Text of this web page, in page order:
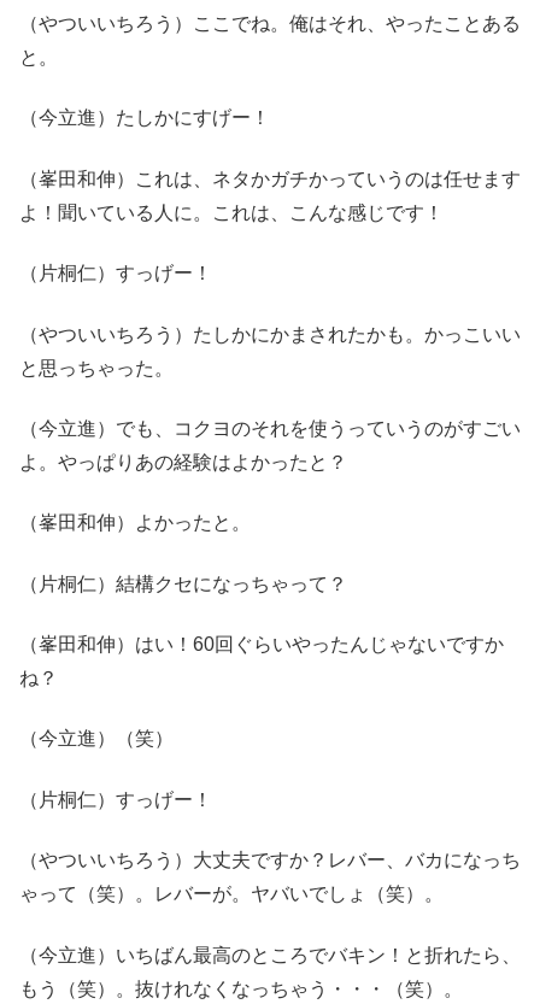
（やついいちろう）ここでね。俺はそれ、やったことある
と。
（今立進）たしかにすげー！
（峯田和伸）これは、ネタかガチかっていうのは任せます
よ！聞いている人に。これは、こんな感じです！
（片桐仁）すっげー！
（やついいちろう）たしかにかまされたかも。かっこいい
と思っちゃった。
（今立進）でも、コクヨのそれを使うっていうのがすごい
よ。やっぱりあの経験はよかったと？
（峯田和伸）よかったと。
（片桐仁）結構クセになっちゃって？
（峯田和伸）はい！60回ぐらいやったんじゃないですか
ね？
（今立進）（笑）
（片桐仁）すっげー！
（やついいちろう）大丈夫ですか？レバー、バカになっち
ゃって（笑）。レバーが。ヤバいでしょ（笑）。
（今立進）いちばん最高のところでバキン！と折れたら、
もう（笑）。抜けれなくなっちゃう・・・（笑）。